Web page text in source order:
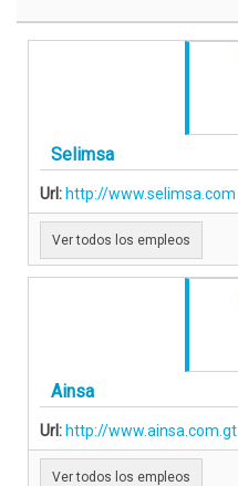
Selimsa
Url: http://www.selimsa.com
Ver todos los empleos
Ainsa
Url: http://www.ainsa.com.gt
Ver todos los empleos